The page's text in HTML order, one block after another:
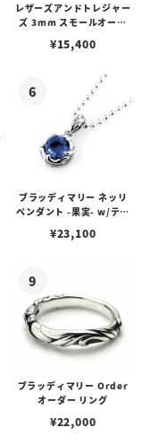
レザーズアンドトレジャー
ズ 3mm スモールオーバ
ブスタークラスプ＆LTロ
¥15,400
ブラッディマリー ネッリ
ペンダント -果実- w/ティ
¥23,100
ブラッディマリー Order
オーダー リング
¥22,000